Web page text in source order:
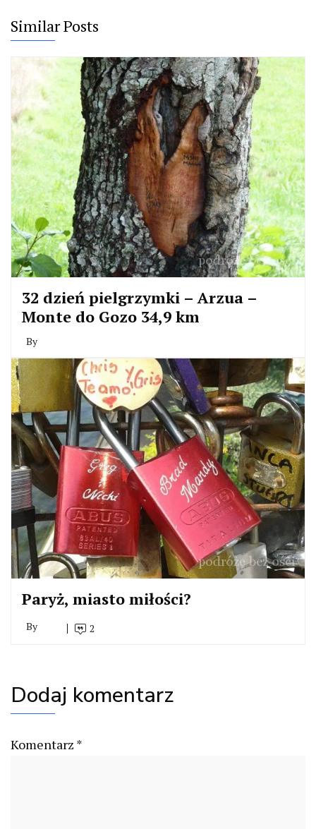
Similar Posts
32 dzień pielgrzymki – Arzua –
Monte do Gozo 34,9 km
By
Paryż, miasto miłości?
By 2
Dodaj komentarz
Komentarz *